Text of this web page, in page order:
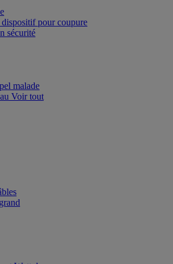
pour coupure
sécurité
malade
Voir tout